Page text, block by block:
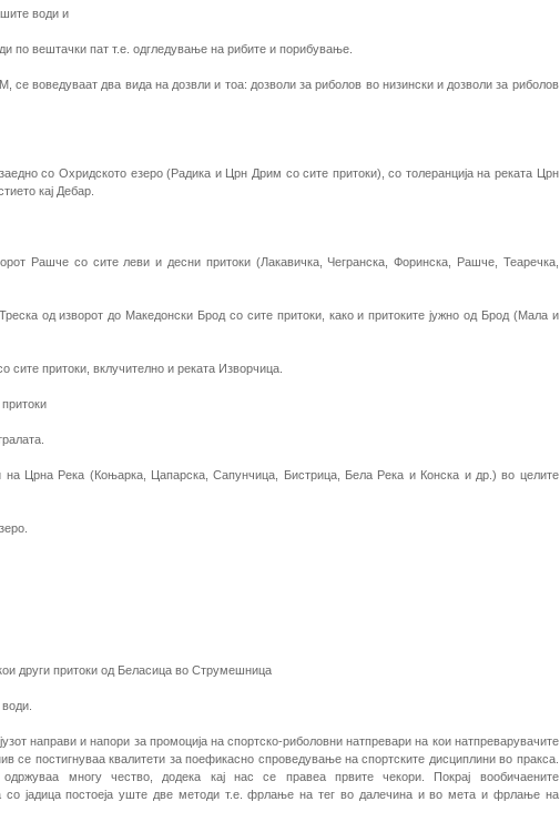
води и
по вештачки пат т.е. одгледување на рибите и порибување.
се воведуваат два вида на дозвли и тоа: дозволи за риболов во низински и дозволи за риболов
со Охридското езеро (Радика и Црн Дрим со сите притоки), со толеранција на реката Црн
кај Дебар.
Рашче со сите леви и десни притоки (Лакавичка, Чегранска, Форинска, Рашче, Теаречка,
од изворот до Македонски Брод со сите притоки, како и притоките јужно од Брод (Мала и
сите притоки, вклучително и реката Изворчица.
на Црна Река (Коњарка, Цапарска, Сапунчица, Бистрица, Бела Река и Конска и др.) во целите
други притоки од Беласица во Струмешница
направи и напори за промоција на спортско-риболовни натпревари на кои натпреварувачите
се постигнуваа квалитети за поефикасно спроведување на спортските дисциплини во пракса.
многу чество, додека кај нас се правеа првите чекори. Покрај вообичаените
јадица постоеја уште две методи т.е. фрлање на тег во далечина и во мета и фрлање на